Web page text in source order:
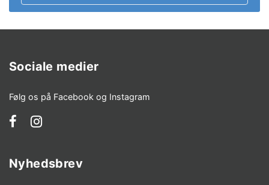
Sociale medier
Følg os på Facebook og Instagram
Nyhedsbrev